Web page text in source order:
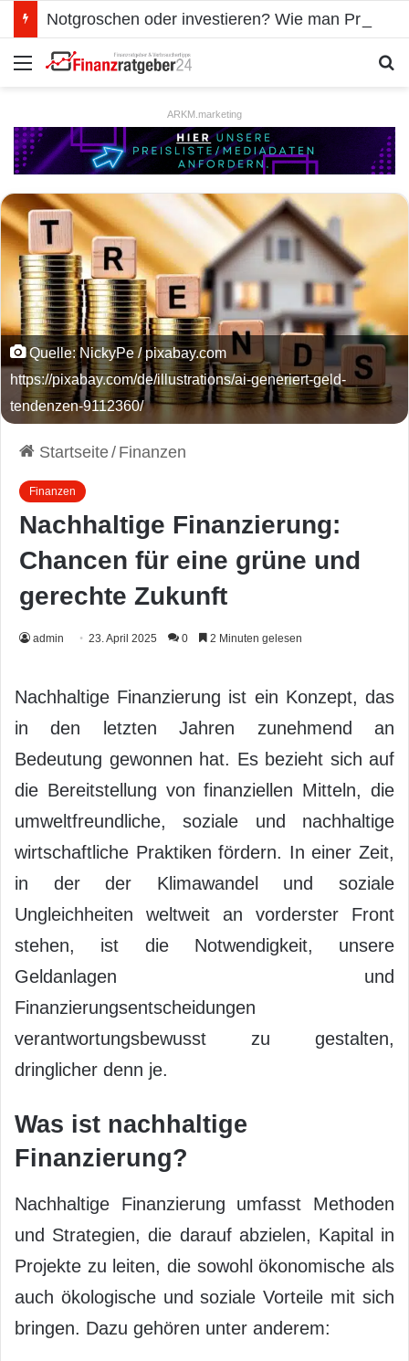
Menü
ARKM.marketing
Quelle: NickyPe / pixabay.com
https://pixabay.com/de/illustrations/ai-generiert-geld-
tendenzen-9112360/
Startseite/ Finanzen
Finanzen
Nachhaltige Finanzierung:
Chancen für eine grüne und
gerechte Zukunft
admin 23. April 2025 0 2 Minuten gelesen
Nachhaltige Finanzierung ist ein Konzept, das
in den letzten Jahren zunehmend an
Bedeutung gewonnen hat. Es bezieht sich auf
die Bereitstellung von finanziellen Mitteln, die
umweltfreundliche, soziale und nachhaltige
wirtschaftliche Praktiken fördern. In einer Zeit,
in der der Klimawandel und soziale
Ungleichheiten weltweit an vorderster Front
stehen, ist die Notwendigkeit, unsere
Geldanlagen und
Finanzierungsentscheidungen
verantwortungsbewusst zu gestalten,
dringlicher denn je.
Was ist nachhaltige
Finanzierung?
Nachhaltige Finanzierung umfasst Methoden
und Strategien, die darauf abzielen, Kapital in
Projekte zu leiten, die sowohl ökonomische als
auch ökologische und soziale Vorteile mit sich
bringen. Dazu gehören unter anderem: